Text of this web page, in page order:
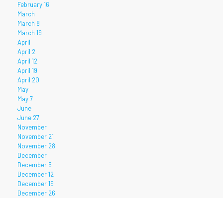
February 16
March
March 8
March 19
April
April 2
April 12
April 19
April 20
May
May 7
June
June 27
November
November 21
November 28
December
December 5
December 12
December 19
December 26